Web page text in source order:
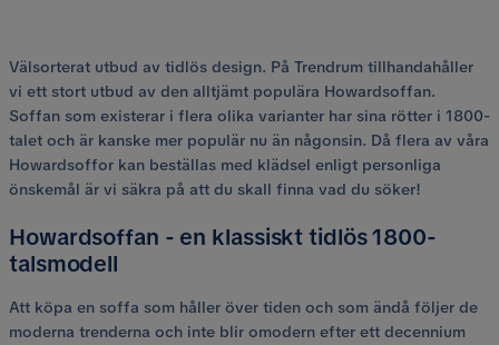
Välsorterat utbud av tidlös design. På Trendrum tillhandahåller
vi ett stort utbud av den alltjämt populära Howardsoffan.
Soffan som existerar i flera olika varianter har sina rötter i 1800-
talet och är kanske mer populär nu än någonsin. Då flera av våra
Howardsoffor kan beställas med klädsel enligt personliga
önskemål är vi säkra på att du skall finna vad du söker!
Howardsoffan - en klassiskt tidlös 1800-
talsmodell
Att köpa en soffa som håller över tiden och som ändå följer de
moderna trenderna och inte blir omodern efter ett decennium